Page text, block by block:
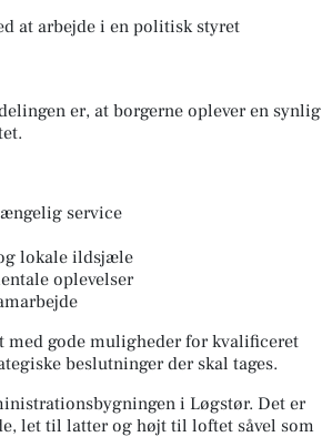
at arbejde i en politisk styret
er, at borgerne oplever en synlig
service
lokale ildsjæle
oplevelser
med gode muligheder for kvalificeret
beslutninger der skal tages.
i Løgstør. Det er
let til latter og højt til loftet såvel som